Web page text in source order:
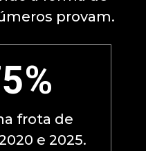
provam.
frota de
e 2025.